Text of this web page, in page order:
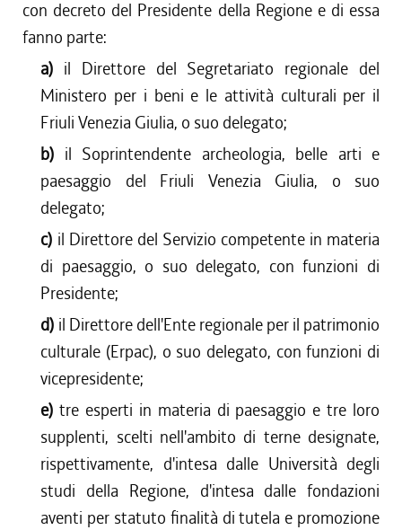
con decreto del Presidente della Regione e di essa
fanno parte:
a) il Direttore del Segretariato regionale del
Ministero per i beni e le attività culturali per il
Friuli Venezia Giulia, o suo delegato;
b) il Soprintendente archeologia, belle arti e
paesaggio del Friuli Venezia Giulia, o suo
delegato;
c) il Direttore del Servizio competente in materia
di paesaggio, o suo delegato, con funzioni di
Presidente;
d) il Direttore dell'Ente regionale per il patrimonio
culturale (Erpac), o suo delegato, con funzioni di
vicepresidente;
e)tre esperti in materia di paesaggio e tre loro
supplenti, scelti nell'ambito di terne designate,
rispettivamente, d'intesa dalle Università degli
studi della Regione, d'intesa dalle fondazioni
aventi per statuto finalità di tutela e promozione